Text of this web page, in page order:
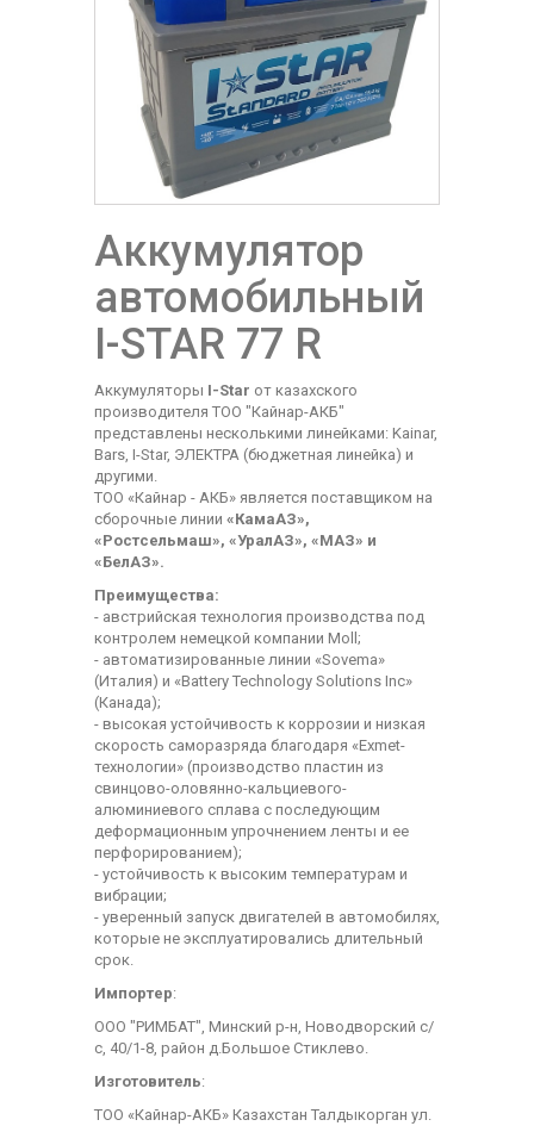
Аккумулятор
автомобильный
I-STAR 77 R
Аккумуляторы I-Star от казахского
производителя ТОО "Кайнар-АКБ"
представлены несколькими линейками: Kainar,
Bars, I-Star, ЭЛЕКТРА (бюджетная линейка) и
другими.
ТОО «Кайнар - АКБ» является поставщиком на
сборочные линии «КамаАЗ»,
«Ростсельмаш», «УралАЗ», «МАЗ» и
«БелАЗ».
Преимущества:
- австрийская технология производства под
контролем немецкой компании Moll;
- автоматизированные линии «Sovema»
(Италия) и «Battery Technology Solutions Inc»
(Канада);
- высокая устойчивость к коррозии и низкая
скорость саморазряда благодаря «Exmet-
технологии» (производство пластин из
свинцово-оловянно-кальциевого-
алюминиевого сплава с последующим
деформационным упрочнением ленты и ее
перфорированием);
- устойчивость к высоким температурам и
вибрации;
- уверенный запуск двигателей в автомобилях,
которые не эксплуатировались длительный
срок.
Импортер:
ООО "РИМБАТ", Минский р-н, Новодворский с/
с, 40/1-8, район д.Большое Стиклево.
Изготовитель:
ТОО «Кайнар-АКБ» Казахстан Талдыкорган ул.